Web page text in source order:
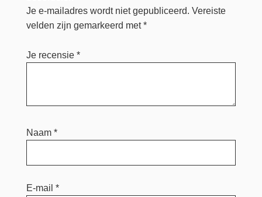
Je e-mailadres wordt niet gepubliceerd. Vereiste
velden zijn gemarkeerd met*
Je recensie *
Naam *
E-mail *